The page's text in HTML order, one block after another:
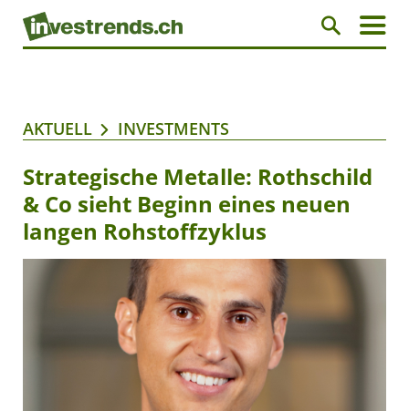
AKTUELL INVESTMENTS
Strategische Metalle: Rothschild
& Co sieht Beginn eines neuen
langen Rohstoffzyklus